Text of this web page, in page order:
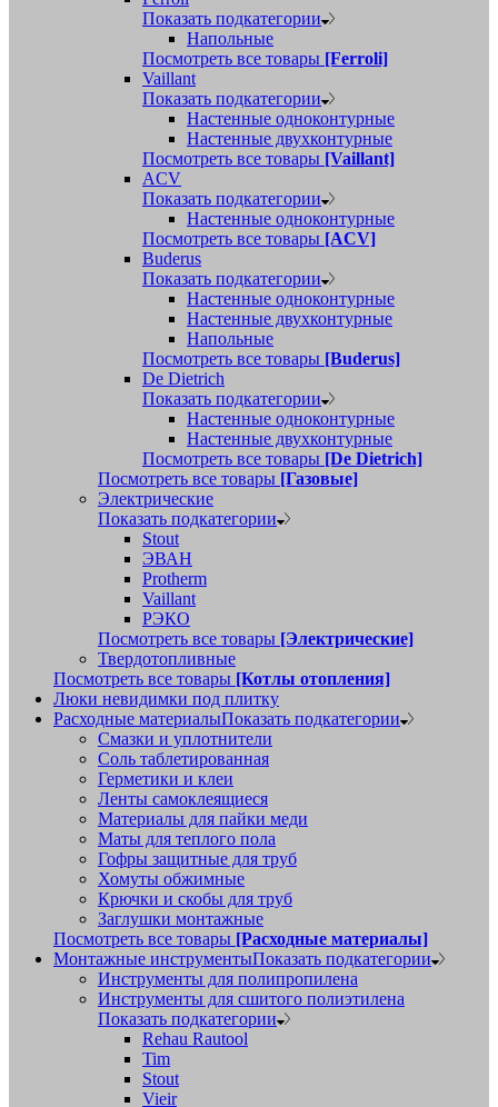
Показать подкатегории
Напольные
Посмотреть все товары [Ferroli]
Vaillant
Показать подкатегории
Настенные одноконтурные
Настенные двухконтурные
Посмотреть все товары [Vaillant]
ACV
Показать подкатегории
Настенные одноконтурные
Посмотреть все товары [ACV]
Buderus
Показать подкатегории
Настенные одноконтурные
Настенные двухконтурные
Напольные
Посмотреть все товары [Buderus]
De Dietrich
Показать подкатегории
Настенные одноконтурные
Настенные двухконтурные
Посмотреть все товары [De Dietrich]
Посмотреть все товары [Газовые]
Электрические
Показать подкатегории
Stout
ЭВАН
Protherm
Vaillant
РЭКО
Посмотреть все товары [Электрические]
Твердотопливные
Посмотреть все товары [Котлы отопления]
Люки невидимки под плитку
Расходные материалыПоказать подкатегории
Смазки и уплотнители
Соль таблетированная
Герметики и клеи
Ленты самоклеящиеся
Материалы для пайки меди
Маты для теплого пола
Гофры защитные для труб
Хомуты обжимные
Крючки и скобы для труб
Заглушки монтажные
Посмотреть все товары [Расходные материалы]
Монтажные инструментыПоказать подкатегории
Инструменты для полипропилена
Инструменты для сшитого полиэтилена
Показать подкатегории
Rehau Rautool
Tim
Stout
Vieir